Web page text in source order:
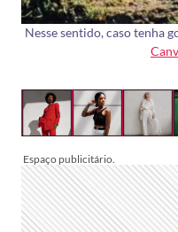
Nesse sentido, caso tenha